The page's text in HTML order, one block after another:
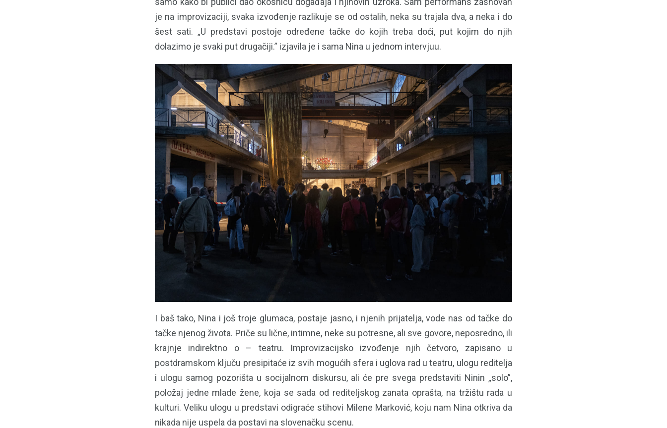
je na improvizaciji, svaka izvođenje razlikuje se od ostalih, neka su trajala dva, a neka i do
šest sati. „U predstavi postoje određene tačke do kojih treba doći, put kojim do njih
dolazimo je svaki put drugačiji.” izjavila je i sama Nina u jednom intervjuu.
I baš tako, Nina i još troje glumaca, postaje jasno, i njenih prijatelja, vode nas od tačke do
tačke njenog života. Priče su lične, intimne, neke su potresne, ali sve govore, neposredno, ili
krajnje indirektno o – teatru. Improvizacijsko izvođenje njih četvoro, zapisano u
postdramskom ključu presipitaće iz svih mogućih sfera i uglova rad u teatru, ulogu reditelja
i ulogu samog pozorišta u socijalnom diskursu, ali će pre svega predstaviti Ninin „solo”,
položaj jedne mlade žene, koja se sada od rediteljskog zanata oprašta, na tržištu rada u
kulturi. Veliku ulogu u predstavi odigraće stihovi Milene Marković, koju nam Nina otkriva da
nikada nije uspela da postavi na slovenačku scenu.